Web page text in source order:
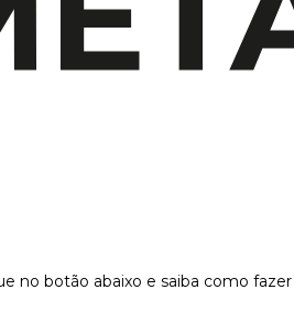
no botão abaixo e saiba como